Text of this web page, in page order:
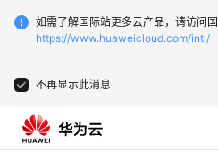
如需了解国际站更多云产品，请访问国
https://www.huaweicloud.com/intl/
不再显示此消息